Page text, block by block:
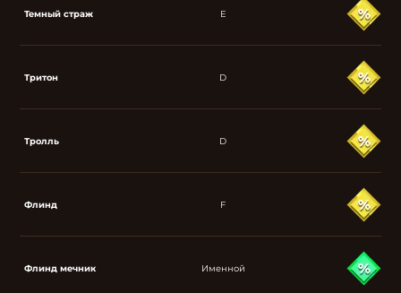
Темный страж E
Тритон D
Тролль D
Флинд F
Флинд мечник Именной